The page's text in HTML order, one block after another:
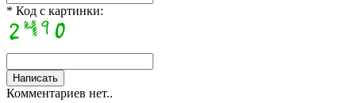
* Код с картинки:
Комментариев нет..